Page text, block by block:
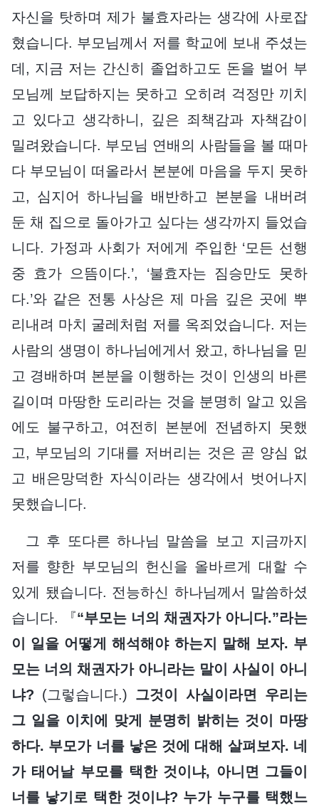
자신을 탓하며 제가 불효자라는 생각에 사로잡
혔습니다. 부모님께서 저를 학교에 보내 주셨는
데, 지금 저는 간신히 졸업하고도 돈을 벌어 부
모님께 보답하지는 못하고 오히려 걱정만 끼치
고 있다고 생각하니, 깊은 죄책감과 자책감이
밀려왔습니다. 부모님 연배의 사람들을 볼 때마
다 부모님이 떠올라서 본분에 마음을 두지 못하
고, 심지어 하나님을 배반하고 본분을 내버려
둔 채 집으로 돌아가고 싶다는 생각까지 들었습
니다. 가정과 사회가 저에게 주입한 ‘모든 선행
중 효가 으뜸이다.’, ‘불효자는 짐승만도 못하
다.’와 같은 전통 사상은 제 마음 깊은 곳에 뿌
리내려 마치 굴레처럼 저를 옥죄었습니다. 저는
사람의 생명이 하나님에게서 왔고, 하나님을 믿
고 경배하며 본분을 이행하는 것이 인생의 바른
길이며 마땅한 도리라는 것을 분명히 알고 있음
에도 불구하고, 여전히 본분에 전념하지 못했
고, 부모님의 기대를 저버리는 것은 곧 양심 없
고 배은망덕한 자식이라는 생각에서 벗어나지
못했습니다.
그 후 또다른 하나님 말씀을 보고 지금까지
저를 향한 부모님의 헌신을 올바르게 대할 수
있게 됐습니다. 전능하신 하나님께서 말씀하셨
습니다. 『“부모는 너의 채권자가 아니다.”라는
이 일을 어떻게 해석해야 하는지 말해 보자. 부
모는 너의 채권자가 아니라는 말이 사실이 아니
냐? (그렇습니다.) 그것이 사실이라면 우리는
그 일을 이치에 맞게 분명히 밝히는 것이 마땅
하다. 부모가 너를 낳은 것에 대해 살펴보자. 네
가 태어날 부모를 택한 것이냐, 아니면 그들이
너를 낳기로 택한 것이냐? 누가 누구를 택했느